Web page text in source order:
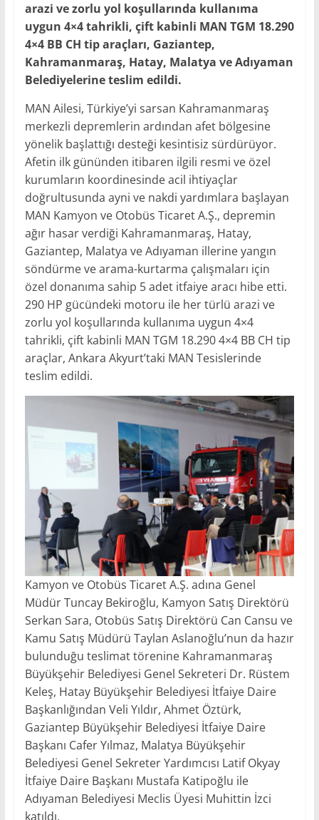
arazi ve zorlu yol koşullarında kullanıma
uygun 4×4 tahrikli, çift kabinli MAN TGM 18.290
4×4 BB CH tip araçları, Gaziantep,
Kahramanmaraş, Hatay, Malatya ve Adıyaman
Belediyelerine teslim edildi.
MAN Ailesi, Türkiye’yi sarsan Kahramanmaraş
merkezli depremlerin ardından afet bölgesine
yönelik başlattığı desteği kesintisiz sürdürüyor.
Afetin ilk gününden itibaren ilgili resmi ve özel
kurumların koordinesinde acil ihtiyaçlar
doğrultusunda ayni ve nakdi yardımlara başlayan
MAN Kamyon ve Otobüs Ticaret A.Ş., depremin
ağır hasar verdiği Kahramanmaraş, Hatay,
Gaziantep, Malatya ve Adıyaman illerine yangın
söndürme ve arama-kurtarma çalışmaları için
özel donanıma sahip 5 adet itfaiye aracı hibe etti.
290 HP gücündeki motoru ile her türlü arazi ve
zorlu yol koşullarında kullanıma uygun 4×4
tahrikli, çift kabinli MAN TGM 18.290 4×4 BB CH tip
araçlar, Ankara Akyurt’taki MAN Tesislerinde
teslim edildi.
Kamyon ve Otobüs Ticaret A.Ş. adına Genel
Müdür Tuncay Bekiroğlu, Kamyon Satış Direktörü
Serkan Sara, Otobüs Satış Direktörü Can Cansu ve
Kamu Satış Müdürü Taylan Aslanoğlu’nun da hazır
bulunduğu teslimat törenine Kahramanmaraş
Büyükşehir Belediyesi Genel Sekreteri Dr. Rüstem
Keleş, Hatay Büyükşehir Belediyesi İtfaiye Daire
Başkanlığından Veli Yıldır, Ahmet Öztürk,
Gaziantep Büyükşehir Belediyesi İtfaiye Daire
Başkanı Cafer Yılmaz, Malatya Büyükşehir
Belediyesi Genel Sekreter Yardımcısı Latif Okyay
İtfaiye Daire Başkanı Mustafa Katipoğlu ile
Adıyaman Belediyesi Meclis Üyesi Muhittin İzci
katıldı.